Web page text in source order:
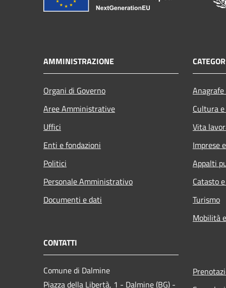
AMMINISTRAZIONE
Organi di Governo
Aree Amministrative
Uffici
Enti e fondazioni
Politici
Personale Amministrativo
Documenti e dati
Cultura
Vita
Imprese
Appalti
Catasto
Turismo
Mobilità
CONTATTI
Comune di Dalmine
Piazza della Libertà, 1 - Dalmine (BG) -